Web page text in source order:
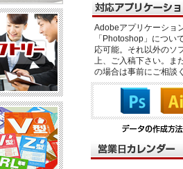
Adobeアプリケーショ
「Photoshop」につい
応可能。それ以外のソ
上、ご入稿下さい。ま
の場合は事前にご相談